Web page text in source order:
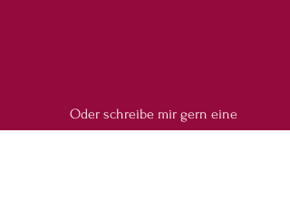
Oder schreibe mir gern eine